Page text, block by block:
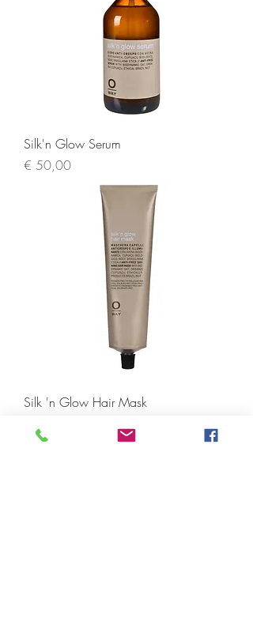
Silk'n Glow Serum
Prijs
€ 50,00
Silk 'n Glow Hair Mask